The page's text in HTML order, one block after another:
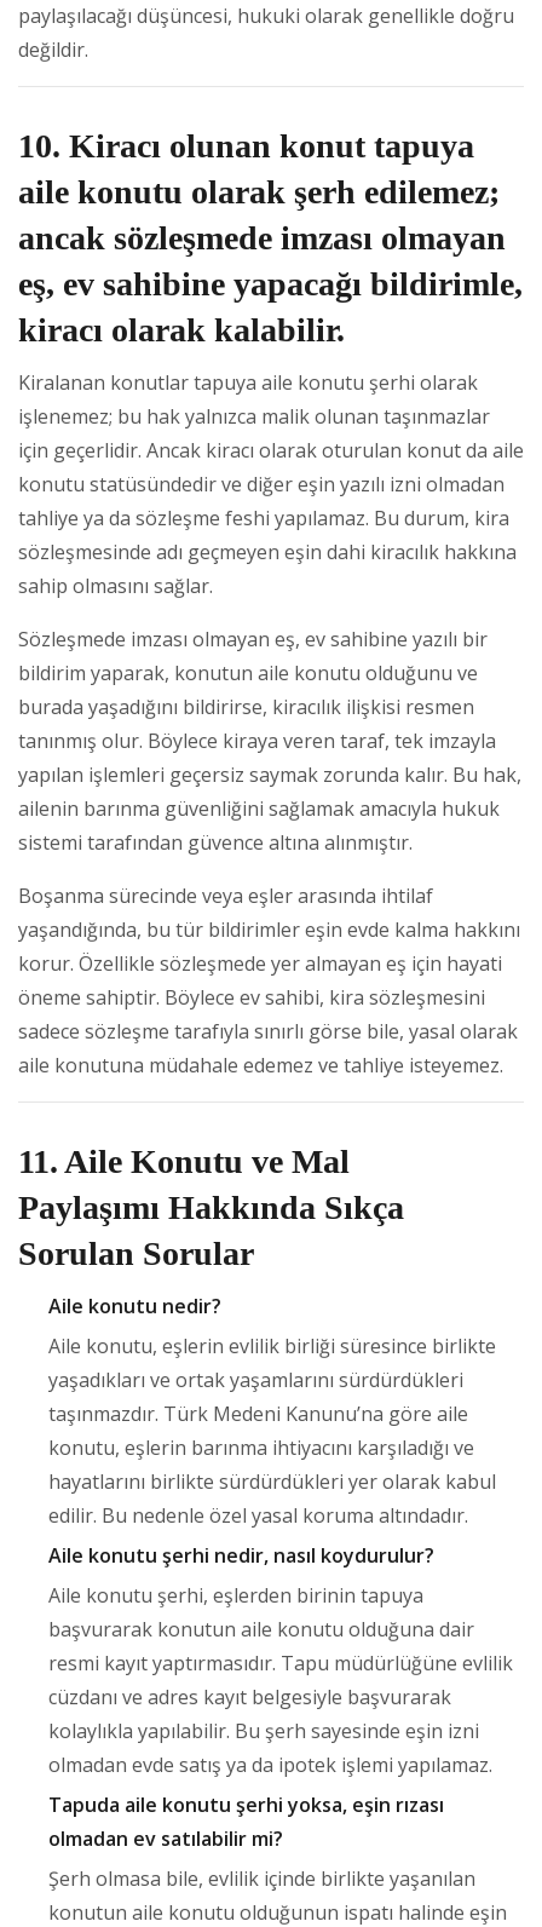
paylaşılacağı düşüncesi, hukuki olarak genellikle doğru
değildir.
10. Kiracı olunan konut tapuya
aile konutu olarak şerh edilemez;
ancak sözleşmede imzası olmayan
eş, ev sahibine yapacağı bildirimle,
kiracı olarak kalabilir.
Kiralanan konutlar tapuya aile konutu şerhi olarak
işlenemez; bu hak yalnızca malik olunan taşınmazlar
için geçerlidir. Ancak kiracı olarak oturulan konut da aile
konutu statüsündedir ve diğer eşin yazılı izni olmadan
tahliye ya da sözleşme feshi yapılamaz. Bu durum, kira
sözleşmesinde adı geçmeyen eşin dahi kiracılık hakkına
sahip olmasını sağlar.
Sözleşmede imzası olmayan eş, ev sahibine yazılı bir
bildirim yaparak, konutun aile konutu olduğunu ve
burada yaşadığını bildirirse, kiracılık ilişkisi resmen
tanınmış olur. Böylece kiraya veren taraf, tek imzayla
yapılan işlemleri geçersiz saymak zorunda kalır. Bu hak,
ailenin barınma güvenliğini sağlamak amacıyla hukuk
sistemi tarafından güvence altına alınmıştır.
Boşanma sürecinde veya eşler arasında ihtilaf
yaşandığında, bu tür bildirimler eşin evde kalma hakkını
korur. Özellikle sözleşmede yer almayan eş için hayati
öneme sahiptir. Böylece ev sahibi, kira sözleşmesini
sadece sözleşme tarafıyla sınırlı görse bile, yasal olarak
aile konutuna müdahale edemez ve tahliye isteyemez.
11. Aile Konutu ve Mal
Paylaşımı Hakkında Sıkça
Sorulan Sorular
Aile konutu nedir?
Aile konutu, eşlerin evlilik birliği süresince birlikte
yaşadıkları ve ortak yaşamlarını sürdürdükleri
taşınmazdır. Türk Medeni Kanunu’na göre aile
konutu, eşlerin barınma ihtiyacını karşıladığı ve
hayatlarını birlikte sürdürdükleri yer olarak kabul
edilir. Bu nedenle özel yasal koruma altındadır.
Aile konutu şerhi nedir, nasıl koydurulur?
Aile konutu şerhi, eşlerden birinin tapuya
başvurarak konutun aile konutu olduğuna dair
resmi kayıt yaptırmasıdır. Tapu müdürlüğüne evlilik
cüzdanı ve adres kayıt belgesiyle başvurarak
kolaylıkla yapılabilir. Bu şerh sayesinde eşin izni
olmadan evde satış ya da ipotek işlemi yapılamaz.
Tapuda aile konutu şerhi yoksa, eşin rızası
olmadan ev satılabilir mi?
Şerh olmasa bile, evlilik içinde birlikte yaşanılan
konutun aile konutu olduğunun ispatı halinde eşin